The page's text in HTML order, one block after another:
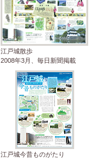
江戸城散歩
2008年3月、毎日新聞掲載
江戸城今昔ものがたり